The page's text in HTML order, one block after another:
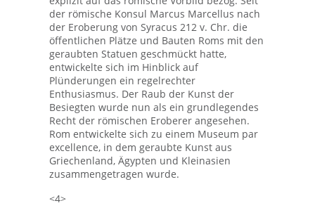
der römische Konsul Marcus Marcellus nach
der Eroberung von Syracus 212 v. Chr. die
öffentlichen Plätze und Bauten Roms mit den
geraubten Statuen geschmückt hatte,
entwickelte sich im Hinblick auf
Plünderungen ein regelrechter
Enthusiasmus. Der Raub der Kunst der
Besiegten wurde nun als ein grundlegendes
Recht der römischen Eroberer angesehen.
Rom entwickelte sich zu einem Museum par
excellence, in dem geraubte Kunst aus
Griechenland, Ägypten und Kleinasien
zusammengetragen wurde.
<4>